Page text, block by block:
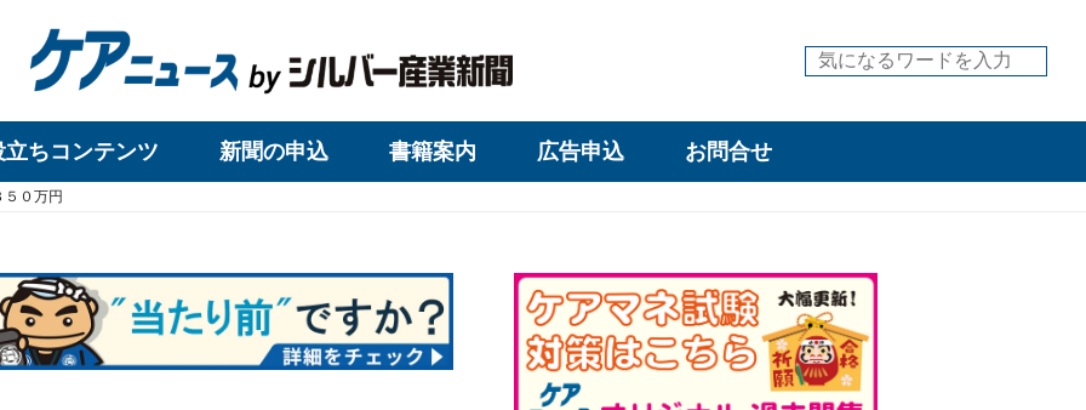
立ちコンテンツ 新聞の申込 書籍案内 広告申込 お問合せ
０万円